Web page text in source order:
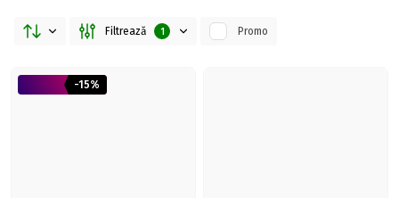
Filtrează 1 Promo
-15%